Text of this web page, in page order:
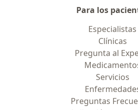
Para los
Especialistas
Clínicas
Pregunta al
Servicios
Preguntas